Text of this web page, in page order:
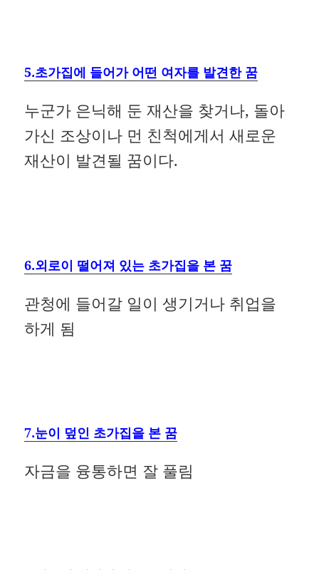
5.초가집에 들어가 어떤 여자를 발견한 꿈
누군가 은닉해 둔 재산을 찾거나, 돌아
가신 조상이나 먼 친척에게서 새로운
재산이 발견될 꿈이다.
6.외로이 떨어져 있는 초가집을 본 꿈
관청에 들어갈 일이 생기거나 취업을
하게 됨
7.눈이 덮인 초가집을 본 꿈
자금을 융통하면 잘 풀림